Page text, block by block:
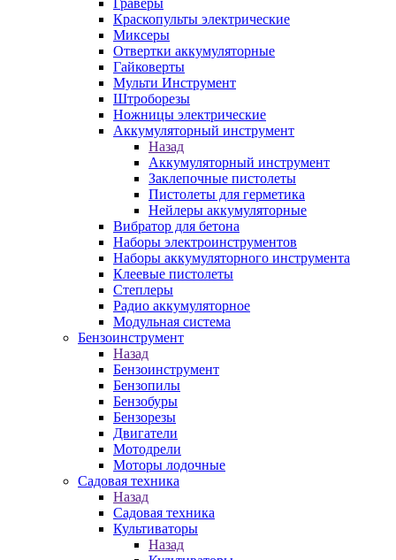
Граверы
Краскопульты электрические
Миксеры
Отвертки аккумуляторные
Гайковерты
Мульти Инструмент
Штроборезы
Ножницы электрические
Аккумуляторный инструмент
Назад
Аккумуляторный инструмент
Заклепочные пистолеты
Пистолеты для герметика
Нейлеры аккумуляторные
Вибратор для бетона
Наборы электроинструментов
Наборы аккумуляторного инструмента
Клеевые пистолеты
Степлеры
Радио аккумуляторное
Модульная система
Бензоинструмент
Назад
Бензоинструмент
Бензопилы
Бензобуры
Бензорезы
Двигатели
Мотодрели
Моторы лодочные
Садовая техника
Назад
Садовая техника
Культиваторы
Назад